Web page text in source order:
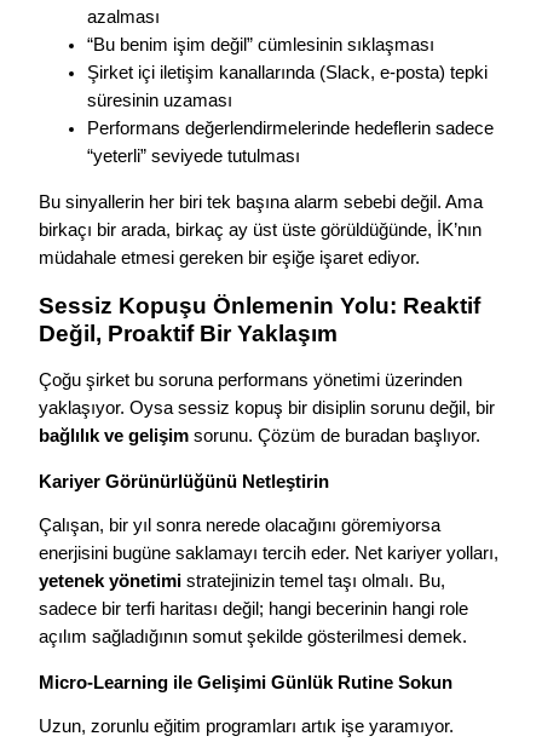
azalması
“Bu benim işim değil” cümlesinin sıklaşması
Şirket içi iletişim kanallarında (Slack, e-posta) tepki
süresinin uzaması
Performans değerlendirmelerinde hedeflerin sadece
“yeterli” seviyede tutulması
Bu sinyallerin her biri tek başına alarm sebebi değil. Ama
birkaçı bir arada, birkaç ay üst üste görüldüğünde, İK’nın
müdahale etmesi gereken bir eşiğe işaret ediyor.
Sessiz Kopuşu Önlemenin Yolu: Reaktif
Değil, Proaktif Bir Yaklaşım
Çoğu şirket bu soruna performans yönetimi üzerinden
yaklaşıyor. Oysa sessiz kopuş bir disiplin sorunu değil, bir
bağlılık ve gelişim sorunu. Çözüm de buradan başlıyor.
Kariyer Görünürlüğünü Netleştirin
Çalışan, bir yıl sonra nerede olacağını göremiyorsa
enerjisini bugüne saklamayı tercih eder. Net kariyer yolları,
yetenek yönetimi stratejinizin temel taşı olmalı. Bu,
sadece bir terfi haritası değil; hangi becerinin hangi role
açılım sağladığının somut şekilde gösterilmesi demek.
Micro-Learning ile Gelişimi Günlük Rutine Sokun
Uzun, zorunlu eğitim programları artık işe yaramıyor.